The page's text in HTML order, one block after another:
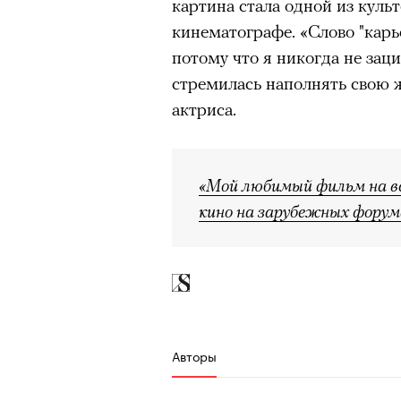
картина стала одной из
кинематографе. «Слово
потому что я никогда не
стремилась наполнять
актриса.
«Мой любимый фильм на
кино на зарубежных
Авторы
очнувшийся Нур) точно не
обострения мигрантского
дни
работает в кафе, замечает
желаний и однажды решает
окружающим: возвращать
знакомить одиночек,
Париж. У режиссера Жан-